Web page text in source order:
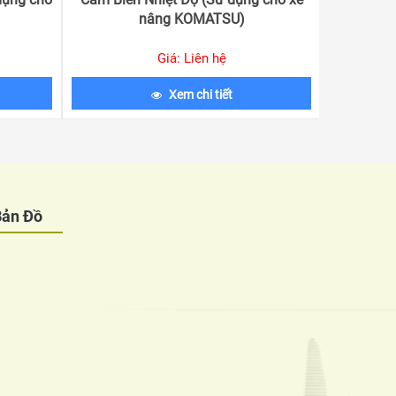
nâng KOMATSU)
Giá: Liên hệ
Xem chi tiết
Đồ